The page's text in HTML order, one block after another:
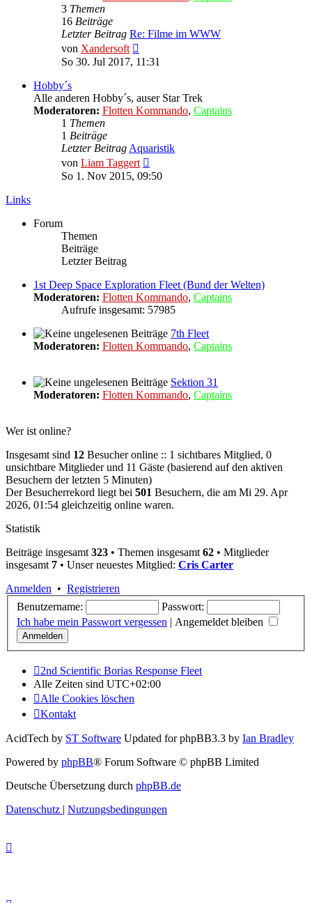
3 Themen
16 Beiträge
Letzter Beitrag Re: Filme im WWW
von Xandersoft
Beitrag
So 30. Jul 2017, 11:31
Hobby´s
Alle anderen Hobby´s, auser Star Trek
Moderatoren: Flotten Kommando, Captains
1 Themen
1 Beiträge
Letzter Beitrag Aquaristik
von Liam Taggert
Beitrag
So 1. Nov 2015, 09:50
Links
Forum
Themen
Beiträge
Letzter Beitrag
1st Deep Space Exploration Fleet (Bund der Welten)
Moderatoren: Flotten Kommando, Captains
Aufrufe insgesamt: 57985
7th Fleet
Moderatoren: Flotten Kommando, Captains
Sektion 31
Moderatoren: Flotten Kommando, Captains
Wer ist online?
Insgesamt sind 12 Besucher online :: 1 sichtbares Mitglied, 0
unsichtbare Mitglieder und 11 Gäste (basierend auf den aktiven
Besuchern der letzten 5 Minuten)
Der Besucherrekord liegt bei 501 Besuchern, die am Mi 29. Apr
2026, 01:54 gleichzeitig online waren.
Statistik
Beiträge insgesamt 323 • Themen insgesamt 62 • Mitglieder
insgesamt 7 • Unser neuestes Mitglied: Cris Carter
Anmelden • Registrieren
Benutzername:
Passwort:
Ich habe mein Passwort vergessen | Angemeldet bleiben
2nd Scientific Borias Response Fleet
Alle Zeiten sind UTC+02:00
Alle Cookies löschen
Kontakt
AcidTech by ST Software Updated for phpBB3.3 by Ian Bradley
Powered by phpBB® Forum Software © phpBB Limited
Deutsche Übersetzung durch phpBB.de
Datenschutz | Nutzungsbedingungen